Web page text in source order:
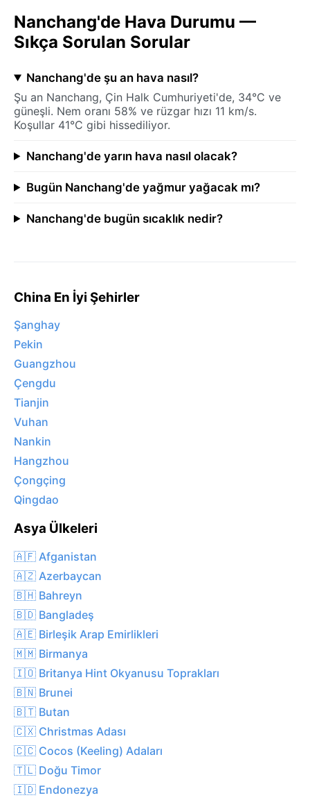
Nanchang'de Hava Durumu —
Sıkça Sorulan Sorular
Nanchang'de şu an hava nasıl?
Şu an Nanchang, Çin Halk Cumhuriyeti'de, 34°C ve
güneşli. Nem oranı 58% ve rüzgar hızı 11 km/s.
Koşullar 41°C gibi hissediliyor.
Nanchang'de yarın hava nasıl olacak?
Bugün Nanchang'de yağmur yağacak mı?
Nanchang'de bugün sıcaklık nedir?
China En İyi Şehirler
Şanghay
Pekin
Guangzhou
Çengdu
Tianjin
Vuhan
Nankin
Hangzhou
Çongçing
Qingdao
Asya Ülkeleri
🇦🇫 Afganistan
🇦🇿 Azerbaycan
🇧🇭 Bahreyn
🇧🇩 Bangladeş
🇦🇪 Birleşik Arap Emirlikleri
🇲🇲 Birmanya
🇮🇴 Britanya Hint Okyanusu Toprakları
🇧🇳 Brunei
🇧🇹 Butan
🇨🇽 Christmas Adası
🇨🇨 Cocos (Keeling) Adaları
🇹🇱 Doğu Timor
🇮🇩 Endonezya